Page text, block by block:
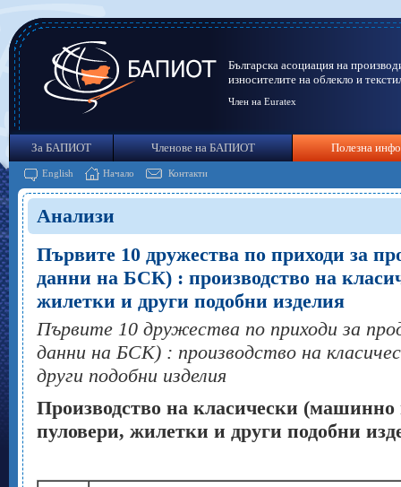
Българска асоциация на
износителите на облекло и
Член на Euratex
За БАПИОТ Членове на БАПИОТ Полезна
English Начало Контакти
Анализи
Първите 10 дружества по приходи за
данни на БСК) : производство на
жилетки и други подобни изделия
Първите 10 дружества по приходи за
данни на БСК) : производство на
други подобни изделия
Производство на класически
пуловери, жилетки и други подобни